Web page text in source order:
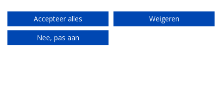
Accepteer alles
Weigeren
Nee, pas aan